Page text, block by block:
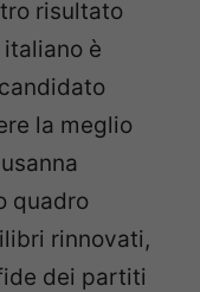
risultato
è
la meglio
quadro
rinnovati,
dei partiti